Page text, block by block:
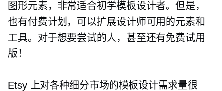
图形元素，非常适合初学模板设计者。但是，
也有付费计划，可以扩展设计师可用的元素和
工具。对于想要尝试的人，甚至还有免费试用
版！
Etsy 上对各种细分市场的模板设计需求量很